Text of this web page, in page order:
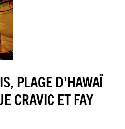
PLAGE D'HAWAÏ
CRAVIC ET FAY